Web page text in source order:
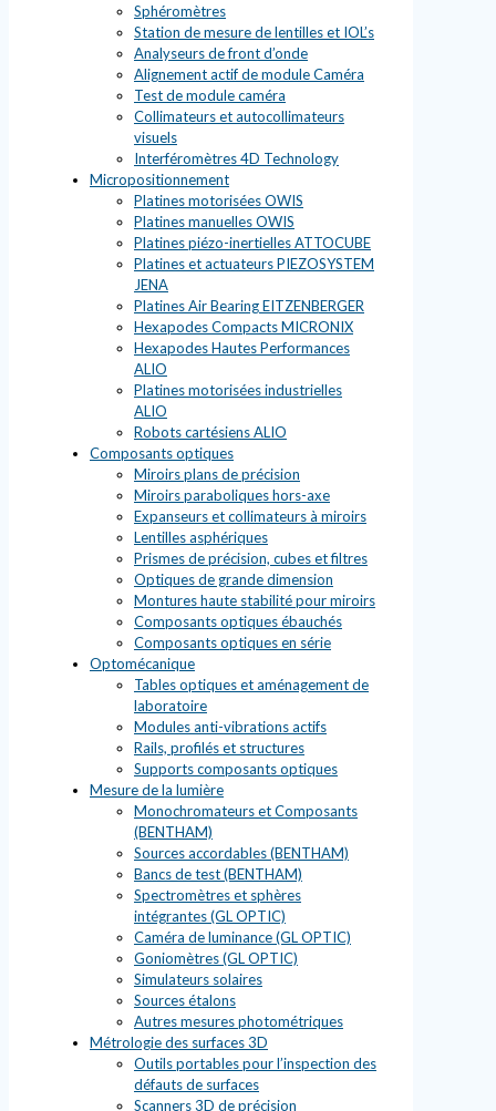
Sphéromètres
Station de mesure de lentilles et IOL’s
Analyseurs de front d’onde
Alignement actif de module Caméra
Test de module caméra
Collimateurs et autocollimateurs
visuels
Interféromètres 4D Technology
Micropositionnement
Platines motorisées OWIS
Platines manuelles OWIS
Platines piézo-inertielles ATTOCUBE
Platines et actuateurs PIEZOSYSTEM
JENA
Platines Air Bearing EITZENBERGER
Hexapodes Compacts MICRONIX
Hexapodes Hautes Performances
ALIO
Platines motorisées industrielles
ALIO
Robots cartésiens ALIO
Composants optiques
Miroirs plans de précision
Miroirs paraboliques hors-axe
Expanseurs et collimateurs à miroirs
Lentilles asphériques
Prismes de précision, cubes et filtres
Optiques de grande dimension
Montures haute stabilité pour miroirs
Composants optiques ébauchés
Composants optiques en série
Optomécanique
Tables optiques et aménagement de
laboratoire
Modules anti-vibrations actifs
Rails, profilés et structures
Supports composants optiques
Mesure de la lumière
Monochromateurs et Composants
(BENTHAM)
Sources accordables (BENTHAM)
Bancs de test (BENTHAM)
Spectromètres et sphères
intégrantes (GL OPTIC)
Caméra de luminance (GL OPTIC)
Goniomètres (GL OPTIC)
Simulateurs solaires
Sources étalons
Autres mesures photométriques
Métrologie des surfaces 3D
Outils portables pour l’inspection des
défauts de surfaces
Scanners 3D de précision